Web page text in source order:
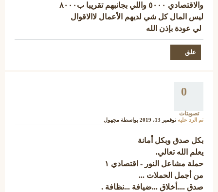
والاقتصادي ٥٠٠٠ واللي بجانبهم تقريبا ب٨٠٠٠
ليس المال كل شي لديهم الأعمال لاالاقوال
لي عودة بإذن الله
0
تصويتات
تم الرد عليه نوفمبر 13، 2019 بواسطة مجهول
بكل صدق وبكل أمانة
يعلم الله تعالي.
حملة مشاعل النور - اقتصادي ١
من أجمل الحملات ...
صدق ....أخلاق ...ضيافة ...نظافة .